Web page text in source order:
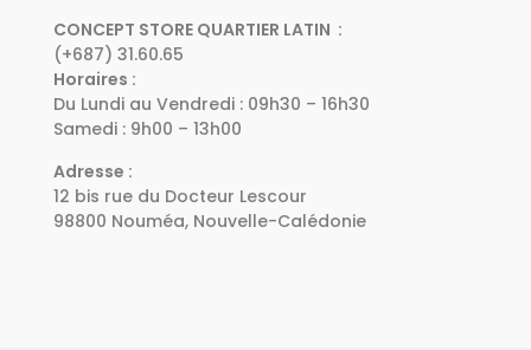
CONCEPT STORE QUARTIER LATIN :
(+687) 31.60.65
Horaires :
Du Lundi au Vendredi : 09h30 – 16h30
Samedi : 9h00 – 13h00
Adresse :
12 bis rue du Docteur Lescour
98800 Nouméa, Nouvelle-Calédonie